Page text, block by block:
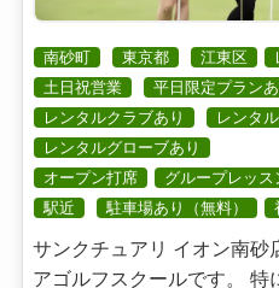
南砂町 東京都 江東区
土日祝営業
平日限定プランあ
レンタルクラブあり
レンタ
レンタルグローブあり
オープン打席
グループレッス
駅近
駐車場あり（無料）
サンクチュアリ イオン南砂
アゴルフスクールです。 特